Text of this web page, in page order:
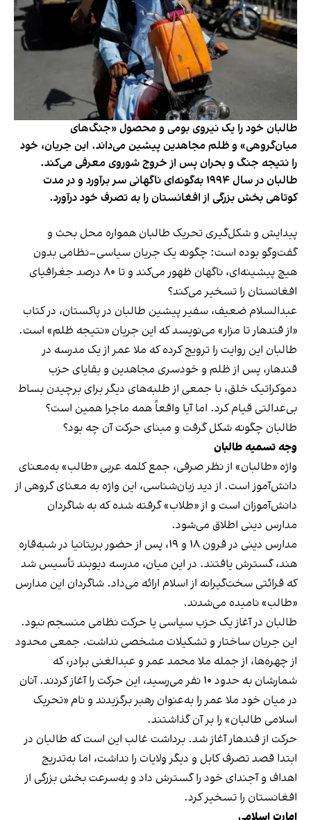
طالبان خود را یک نیروی بومی و محصول «جنگ‌های
میان‌گروهی» و ظلم مجاهدین پیشین می‌داند. این جریان، خود
را نتیجه جنگ و بحران پس از خروج شوروی معرفی می‌کند.
طالبان در سال ۱۹۹۴ به‌گونه‌ای ناگهانی سر برآورد و در مدت
کوتاهی بخش بزرگی از افغانستان را به تصرف خود درآورد.
پیدایش و شکل‌گیری تحریک طالبان همواره محل بحث و
گفت‌وگو بوده است: چگونه یک جریان سیاسی–نظامی بدون
هیچ پیشینه‌ای، ناگهان ظهور می‌کند و تا ۸۰ درصد جغرافیای
افغانستان را تسخیر می‌کند؟
عبدالسلام ضعیف، سفیر پیشین طالبان در پاکستان، در کتاب
«از قندهار تا مزار» می‌نویسد که این جریان «نتیجه ظلم» است.
طالبان این روایت را ترویج کرده که ملا عمر از یک مدرسه در
قندهار، پس از ظلم و خودسری مجاهدین و بقایای حزب
دموکراتیک خلق، با جمعی از طلبه‌های دیگر برای برچیدن بساط
بی‌عدالتی قیام کرد. اما آیا واقعاً همه ماجرا همین است؟
طالبان چگونه شکل گرفت و مبنای حرکت آن چه بود؟
وجه تسمیه طالبان
واژه «طالبان» از نظر صرفی، جمع کلمه عربی «طالب» به‌معنای
دانش‌آموز است. از دید زبان‌شناسی، این واژه به معنای گروهی از
دانش‌آموزان است و از «طلاب» گرفته شده که به شاگردان
مدارس دینی اطلاق می‌شود.
مدارس دینی در قرون ۱۸ و ۱۹، پس از حضور بریتانیا در شبه‌قاره
هند، گسترش یافتند. در این میان، مدرسه دیوبند تأسیس شد
که قرائتی سخت‌گیرانه از اسلام ارائه می‌داد. شاگردان این مدارس
«طالب» نامیده می‌شدند.
طالبان در آغاز یک حزب سیاسی یا حرکت نظامی منسجم نبود.
این جریان ساختار و تشکیلات مشخصی نداشت. جمعی محدود
از چهره‌ها، از جمله ملا محمد عمر و عبدالغنی برادر، که
شمارشان به حدود ۱۰ نفر می‌رسید، این حرکت را آغاز کردند. آنان
در میان خود ملا عمر را به‌عنوان رهبر برگزیدند و نام «تحریک
اسلامی طالبان» را بر آن گذاشتند.
حرکت از قندهار آغاز شد. برداشت غالب این است که طالبان در
ابتدا قصد تصرف کابل و دیگر ولایات را نداشت، اما به‌تدریج
اهداف و آجندای خود را گسترش داد و به‌سرعت بخش بزرگی از
افغانستان را تسخیر کرد.